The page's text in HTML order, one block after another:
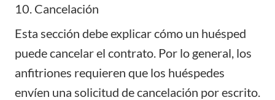
10. Cancelación
Esta sección debe explicar cómo un huésped
puede cancelar el contrato. Por lo general, los
anfitriones requieren que los huéspedes
envíen una solicitud de cancelación por escrito.